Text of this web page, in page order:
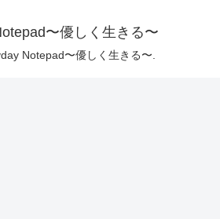
〜優しく生きる〜
Notepad〜優しく生きる〜.